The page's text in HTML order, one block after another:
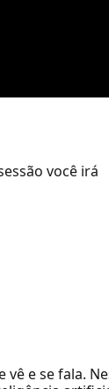
você irá
e se fala.